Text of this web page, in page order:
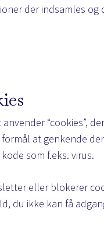
der indsamles og
anvender “cookies”,
at genkende
som f.eks. virus.
eller blokerer
du ikke kan få